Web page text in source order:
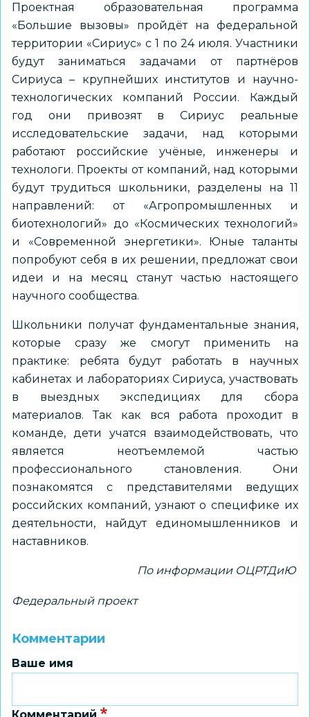
Проектная образовательная программа
«Большие вызовы» пройдёт на федеральной
территории «Сириус» с 1 по 24 июля. Участники
будут заниматься задачами от партнёров
Сириуса – крупнейших институтов и научно-
технологических компаний России. Каждый
год они привозят в Сириус реальные
исследовательские задачи, над которыми
работают российские учёные, инженеры и
технологи. Проекты от компаний, над которыми
будут трудиться школьники, разделены на 11
направлений: от «Агропромышленных и
биотехнологий» до «Космических технологий»
и «Современной энергетики». Юные таланты
попробуют себя в их решении, предложат свои
идеи и на месяц станут частью настоящего
научного сообщества.
Школьники получат фундаментальные знания,
которые сразу же смогут применить на
практике: ребята будут работать в научных
кабинетах и лабораториях Сириуса, участвовать
в выездных экспедициях для сбора
материалов. Так как вся работа проходит в
команде, дети учатся взаимодействовать, что
является неотъемлемой частью
профессионального становления. Они
познакомятся с представителями ведущих
российских компаний, узнают о специфике их
деятельности, найдут единомышленников и
наставников.
По информации ОЦРТДиЮ
Федеральный проект
Комментарии
Ваше имя